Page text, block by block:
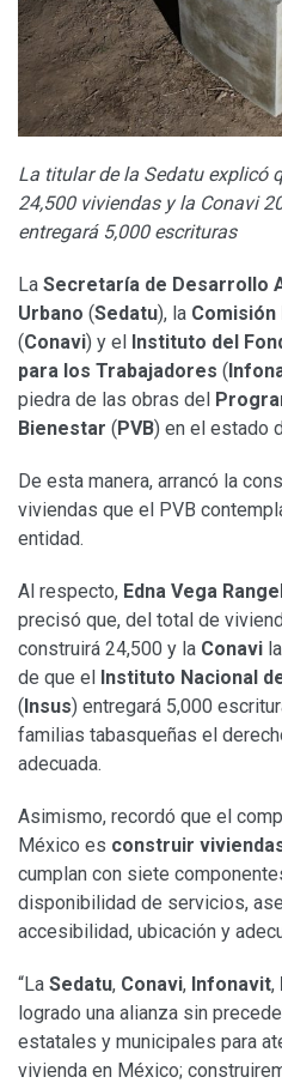
La titular de la Sedatu explicó
24,500 viviendas y la Conavi
entregará 5,000 escrituras
La Secretaría de Desarrollo
Urbano (Sedatu), la Comisión
(Conavi) y el Instituto del
para los Trabajadores (
piedra de las obras del
Bienestar (PVB) en el estado
De esta manera, arrancó la
viviendas que el PVB
entidad.
Al respecto, Edna Vega
precisó que, del total de
construirá 24,500 y la Conavi
de que el Instituto Nacional
(Insus) entregará 5,000
familias tabasqueñas el
adecuada.
Asimismo, recordó que el
México es construir
cumplan con siete
disponibilidad de servicios,
accesibilidad, ubicación y
“La Sedatu, Conavi, Infonavit,
logrado una alianza sin
estatales y municipales para
vivienda en México;